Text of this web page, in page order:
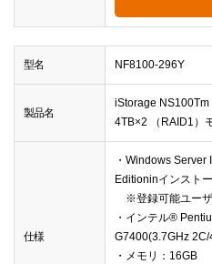
型名 NF8100-296Y
製品名
iStorage NS100Tm
4TB×2 （RAID1）
仕様
・Windows
Editioninインスト
※登録可能ユーザ
・インテル®
G7400(3.7GHz 2C/
・メモリ：16GB